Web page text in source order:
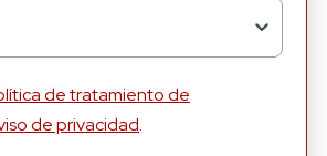
de tratamiento de
de privacidad.